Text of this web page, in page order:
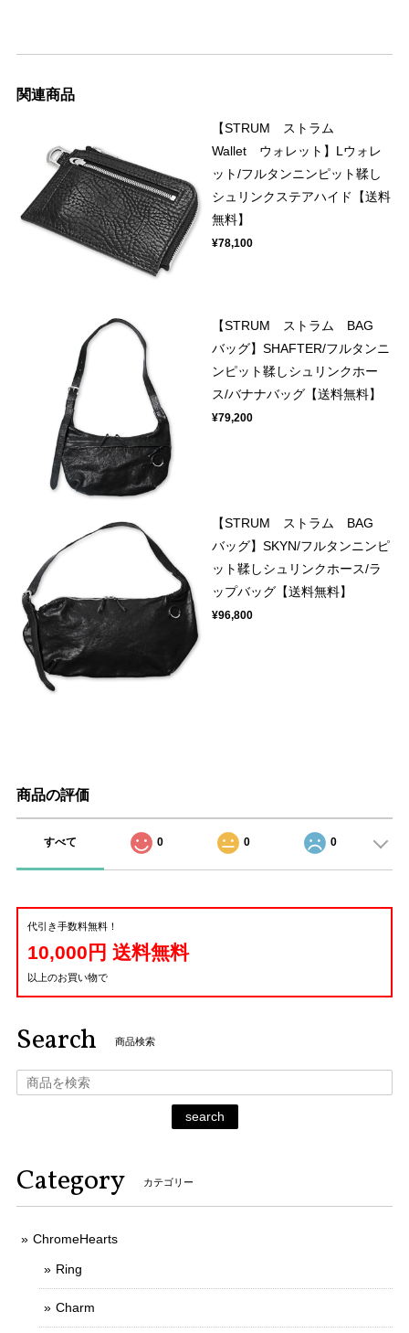
関連商品
【STRUM ストラム
Wallet ウォレット】Lウォレ
ット/フルタンニンピット鞣し
シュリンクステアハイド【送料
無料】
¥78,100
【STRUM ストラム BAG
バッグ】SHAFTER/フルタンニ
ンピット鞣しシュリンクホー
ス/バナナバッグ【送料無料】
¥79,200
【STRUM ストラム BAG
バッグ】SKYN/フルタンニンピ
ット鞣しシュリンクホース/ラ
ップバッグ【送料無料】
¥96,800
商品の評価
すべて 0 0 0
代引き手数料無料！
10,000円 送料無料
以上のお買い物で
Search 商品検索
search
Category カテゴリー
ChromeHearts
Ring
Charm